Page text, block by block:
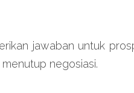
jawaban untuk
negosiasi.